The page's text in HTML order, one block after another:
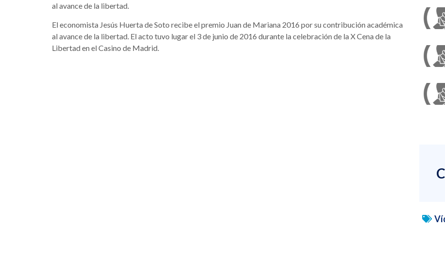
al avance de la libertad.
El economista Jesús Huerta de Soto recibe el premio Juan de Mariana 2016 por su contribución académica
al avance de la libertad. El acto tuvo lugar el 3 de junio de 2016 durante la celebración de la X Cena de la
Libertad en el Casino de Madrid.